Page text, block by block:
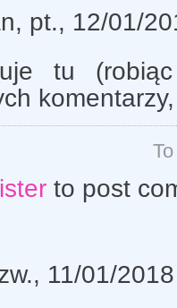
, pt., 12/01/
tu
to post
11/01/